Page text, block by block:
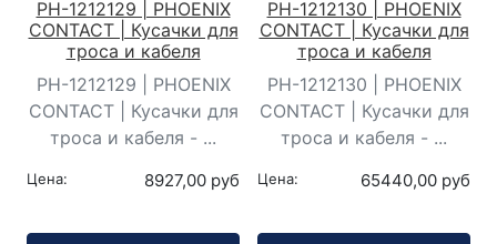
PH-1212129 | PHOENIX
CONTACT | Кусачки для
троса и кабеля
PH-1212129 | PHOENIX
CONTACT | Кусачки для
троса и кабеля - ...
Цена: 8927,00 руб
PH-1212130 | PHOENIX
CONTACT | Кусачки для
троса и кабеля
PH-1212130 | PHOENIX
CONTACT | Кусачки для
троса и кабеля - ...
Цена: 65440,00 руб